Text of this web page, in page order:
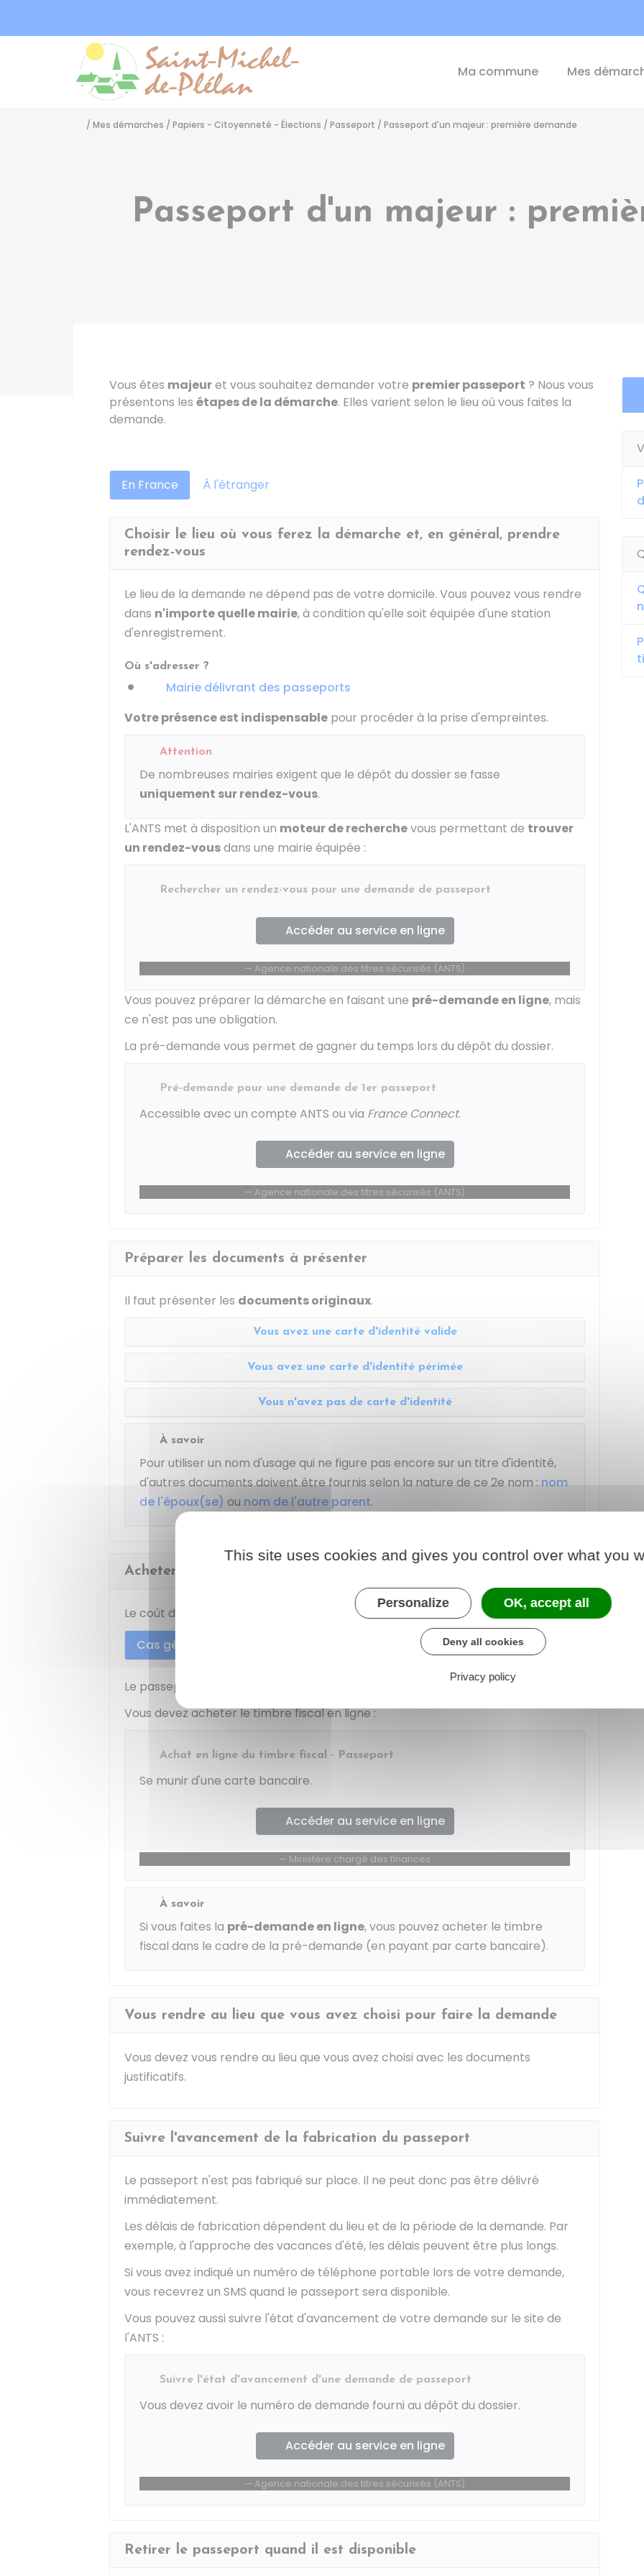
Ma commune Mes
/ Mes démarches / Papiers - Citoyenneté - Élections / Passeport / Passeport d'un majeur : première demande
Passeport d'un majeur :
Vous êtes majeuret vous souhaitez demander votre premier passeport ? Nous vous
présentons les étapes de la démarche. Elles varient selon le lieu où vous faites la
demande.
En France À l'étranger
Choisir le lieu où vous ferez la démarche et, en général, prendre
rendez-vous
Le lieu de la demande ne dépend pas de votre domicile. Vous pouvez vous rendre
dans n'importe quelle mairie, à condition qu'elle soit équipée d'une station
d'enregistrement.
Où s'adresser ?
Mairie délivrant des passeports
Votre présence est indispensable pour procéder à la prise d'empreintes.
Attention
De nombreuses mairies exigent que le dépôt du dossier se fasse
uniquement sur rendez-vous.
L'ANTS met à disposition un moteur de recherchevous permettant de trouver
un rendez-vousdans une mairie équipée :
Rechercher un rendez-vous pour une demande de passeport
Accéder au service en ligne
Agence nationale des titres sécurisés (ANTS)
Vous pouvez préparer la démarche en faisant une pré-demande en ligne, mais
ce n'est pas une obligation.
La pré-demande vous permet de gagner du temps lors du dépôt du dossier.
Pré-demande pour une demande de 1er passeport
Accessible avec un compte ANTS ou via France Connect.
Accéder au service en ligne
Agence nationale des titres sécurisés (ANTS)
Préparer les documents à présenter
Il faut présenter les documentsoriginaux.
Vous avez une carte d'identité valide
Vous avez une carte d'identité périmée
Vous n'avez pas de carte d'identité
À savoir
Pour utiliser un nom d'usage qui ne figure pas encore sur un titre d'identité,
d'autres documents doivent être fournis selon la nature de ce 2e nom : nom
de l'époux(se) ou nom de l'autre parent.
Acheter le timbre fiscal sur internet
Le coût dépend du lieu où vous faites la demande :
Cas général
Le passeport coûte
Vous devez acheter le timbre fiscal en ligne :
Achat en ligne du timbre fiscal - Passeport
Se munir d'une carte bancaire.
Accéder au service en ligne
Ministère chargé des finances
À savoir
Si vous faites la pré-demande en ligne, vous pouvez acheter le timbre
fiscal dans le cadre de la pré-demande (en payant par carte bancaire).
Vous rendre au lieu que vous avez choisi pour faire la demande
Vous devez vous rendre au lieu que vous avez choisi avec les documents
justificatifs.
Suivre l'avancement de la fabrication du passeport
Le passeport n'est pas fabriqué sur place. Il ne peut donc pas être délivré
immédiatement.
Les délais de fabrication dépendent du lieu et de la période de la demande. Par
exemple, à l'approche des vacances d'été, les délais peuvent être plus longs.
Si vous avez indiqué un numéro de téléphone portable lors de votre demande,
vous recevrez un SMS quand le passeport sera disponible.
Vous pouvez aussi suivre l'état d'avancement de votre demande sur le site de
l'ANTS :
Suivre l'état d'avancement d'une demande de passeport
Vous devez avoir le numéro de demande fourni au dépôt du dossier.
Accéder au service en ligne
Agence nationale des titres sécurisés (ANTS)
Retirer le passeport quand il est disponible
This site uses cookies and gives you control over what you
Personalize OK, accept all
Deny all cookies
Privacy policy